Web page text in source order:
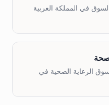
السوق في المملكة العربية
سوق الرعاية الصحية في